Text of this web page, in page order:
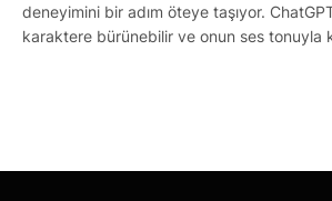
deneyimini bir adım öteye taşıyor.
karaktere bürünebilir ve onun ses tonuyla